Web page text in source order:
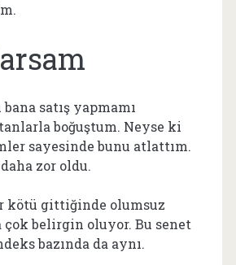
satış yapmamı
boğuştum. Neyse ki
sayesinde bunu atlattım.
zor oldu.
kötü gittiğinde olumsuz
çok belirgin oluyor. Bu senet
bazında da aynı.